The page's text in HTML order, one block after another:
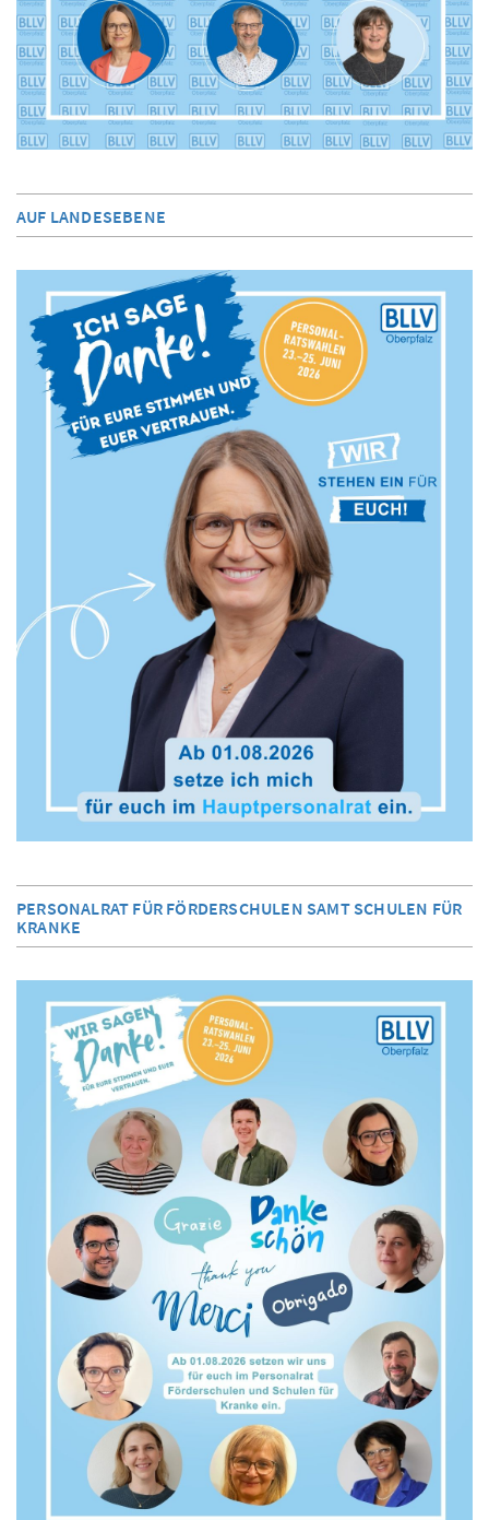
AUF LANDESEBENE
PERSONALRAT FÜR FÖRDERSCHULEN SAMT SCHULEN FÜR
KRANKE